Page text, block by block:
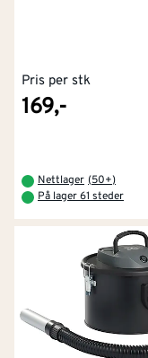
Pris per stk
169,-
Nettlager (50+)
På lager 61 steder